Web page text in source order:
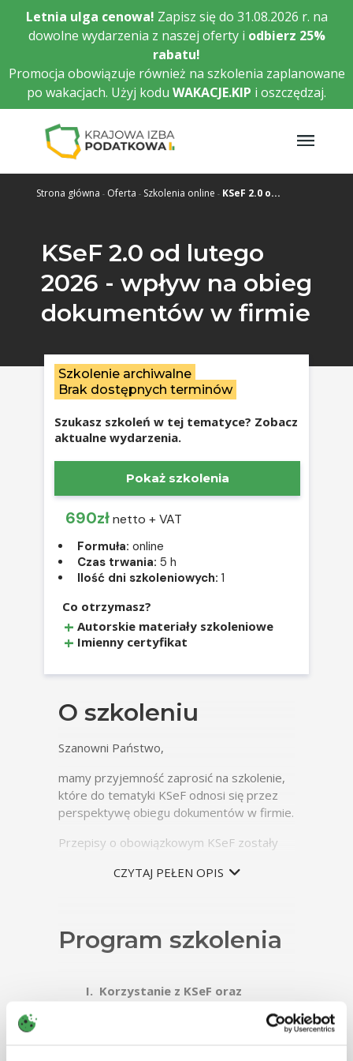
Przejdź
treści
Letnia ulga cenowa! Zapisz się do 31.08.2026 r. na
dowolne wydarzenia z naszej oferty i odbierz 25%
rabatu!
Promocja obowiązuje również na szkolenia zaplanowane
po wakacjach. Użyj kodu WAKACJE.KIP i oszczędzaj.
Strona główna Oferta Szkolenia online KSeF 2.0 o...
KSeF 2.0 od lutego
2026 - wpływ na obieg
dokumentów w firmie
Szkolenie archiwalne
Brak dostępnych terminów
Szukasz szkoleń w tej tematyce? Zobacz
aktualne wydarzenia.
Pokaż szkolenia
690złnetto + VAT
Formuła: online
Czas trwania: 5 h
Ilość dni szkoleniowych: 1
Co otrzymasz?
Autorskie materiały szkoleniowe
Imienny certyfikat
O szkoleniu
Szanowni Państwo,
mamy przyjemność zaprosić na szkolenie,
które do tematyki KSeF odnosi się przez
perspektywę obiegu dokumentów w firmie.
Przepisy o obowiązkowym KSeF zostały
obowiązywać od lutego 2026 r. Warto
obowiązkiem.
zasad obiegu w firmie faktur
otrzymanych przy użyciu KSeF 2.0 (KSeF w
CZYTAJ PEŁEN OPIS
Program szkolenia
Korzystanie z KSeF oraz
korzystania z KSeF przez inne